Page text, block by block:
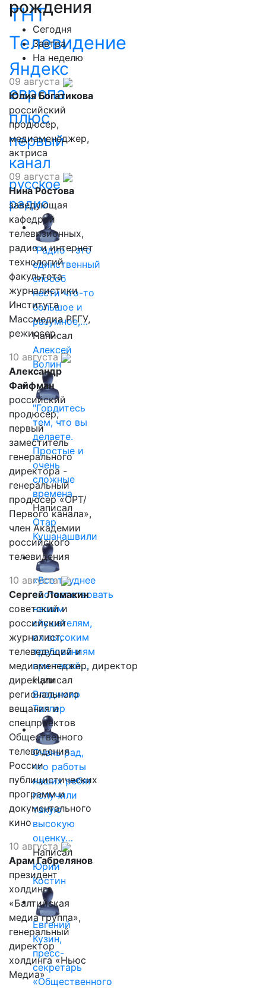
ТНТ
Телевидение
Яндекс
европа
плюс
первый
канал
русское
радио
"Радио - это
единственный
способ
нести что-то
большое и
разумное,…
Написал
Алексей
Волин
"Гордитесь
тем, что вы
делаете.
Простые и
очень
сложные
времена…
Написал
Отар
Кушанашвили
«Все труднее
соответствовать
нашим
слушателям,
их высоким
требованиям
при такой…
Написал
Владимир
Таллер
Очень рад,
что работы
наших ребят
получили
такую
высокую
оценку…
Написал
Юрий
Костин
Евгений
Кузин,
пресс-
секретарь
«Общественного
рождения
Сегодня
Завтра
На неделю
09 августа
Юлия Богатикова
российский
продюсер,
медиаменеджер,
актриса
09 августа
Нина Ростова
заведующая
кафедрой
телевизионных,
радио и интернет
технологий
факультета
журналистики
Института
Массмедиа РГГУ,
режиссер.
10 августа
Александр
Файфман
российский
продюсер,
первый
заместитель
генерального
директора -
генеральный
продюсер «ОРТ/
Первого канала»,
член Академии
российского
телевидения
10 августа
Сергей Ломакин
советский и
российский
журналист,
телеведущий и
медиаменеджер, директор
дирекции
регионального
вещания и
спецпроектов
Общественного
телевидения
России
публицистических
программ и
документального
кино
10 августа
Арам Габрелянов
президент
холдинга
«Балтийская
медиа группа»,
генеральный
директор
холдинга «Ньюс
Медиа»